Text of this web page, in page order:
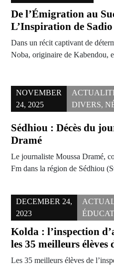
De l’Émigration au
L’Inspiration de
Dans un récit captivant de
Noba, originaire de Kabendou,
NOVEMBER
24, 2025
DIVERS,
Sédhiou : Décès du
Dramé
Le journaliste Moussa Dramé,
Fm dans la région de Sédhiou
DECEMBER 24,
2023
Kolda : l’inspection
les 35 meilleurs élèves
Les 35 meilleurs élèves de